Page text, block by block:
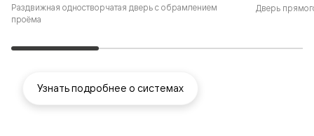
Раздвижная одностворчатая дверь с обрамлением
проёма
Дверь
Узнать подробнее о системах